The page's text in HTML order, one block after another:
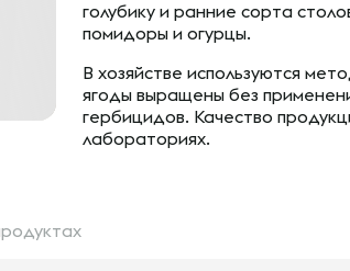
голубику и ранние сорта
помидоры и огурцы.
В хозяйстве используются
ягоды выращены без
гербицидов. Качество
лабораториях.